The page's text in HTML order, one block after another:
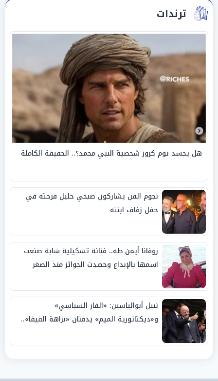
ترندات
هل يجسد توم كروز شخصية النبي محمد؟.. الحقيقة الكاملة
نجوم الفن يشاركون صبحي خليل فرحته في
حفل زفاف ابنته
روفانا أيمن طه.. فنانة تشكيلية شابة صنعت
اسمها بالإبداع وحصدت الجوائز منذ الصغر
نبيل أبوالياسين: «الفار السياسي»
و«ديكتاتورية الميم» يدفنان «نزاهة الفيفا»..